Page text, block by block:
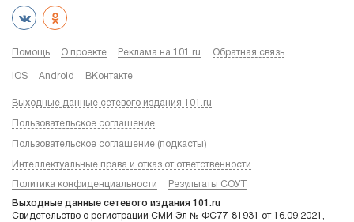
Помощь О проекте Реклама на 101.ru Обратная связь
iOS Android ВКонтакте
Выходные данные сетевого издания 101.ru
Пользовательское соглашение
Пользовательское соглашение (подкасты)
Интеллектуальные права и отказ от ответственности
Политика конфиденциальности Результаты СОУТ
Выходные данные сетевого издания 101.ru
Свидетельство о регистрации СМИ Эл № ФС77-81931 от 16.09.2021,